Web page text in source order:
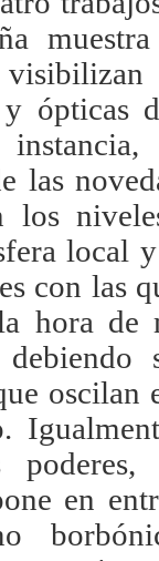
ópticas
las
local
con las
hora de
poderes,
en